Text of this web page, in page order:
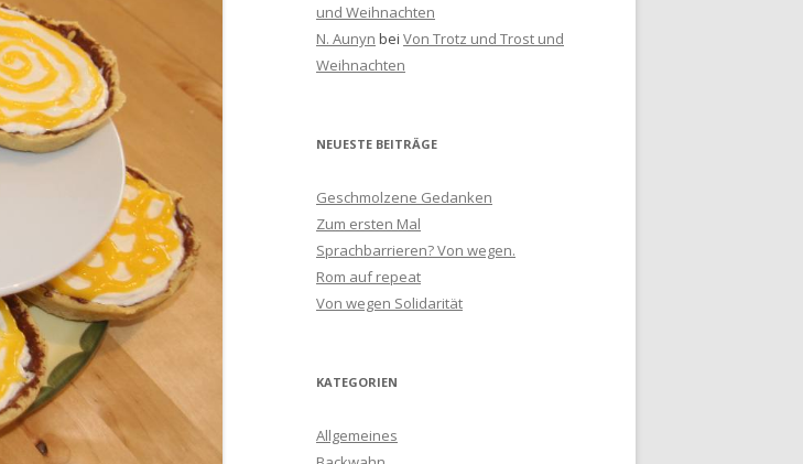
und Weihnachten
N. Aunyn bei Von Trotz und Trost und
Weihnachten
NEUESTE BEITRÄGE
Geschmolzene Gedanken
Zum ersten Mal
Sprachbarrieren? Von wegen.
Rom auf repeat
Von wegen Solidarität
KATEGORIEN
Allgemeines